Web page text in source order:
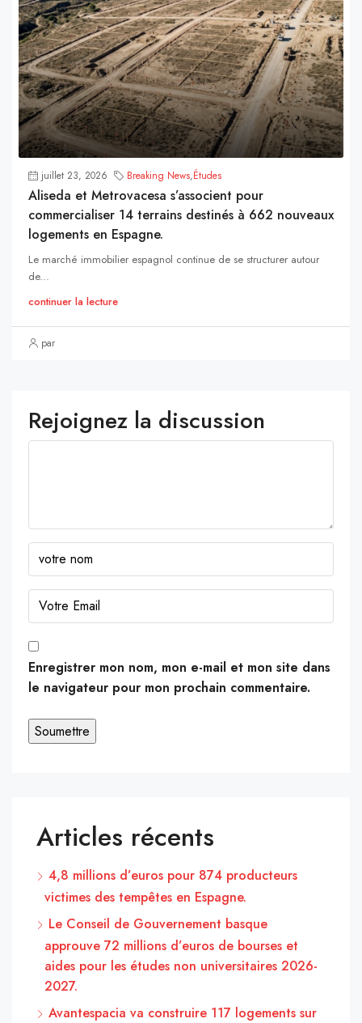
juillet 23, 2026 Breaking News,Études
Aliseda et Metrovacesa s’associent pour
commercialiser 14 terrains destinés à 662 nouveaux
logements en Espagne.
Le marché immobilier espagnol continue de se structurer autour
de...
continuer la lecture
par
Rejoignez la discussion
Enregistrer mon nom, mon e-mail et mon site dans
le navigateur pour mon prochain commentaire.
Articles récents
4,8 millions d’euros pour 874 producteurs
victimes des tempêtes en Espagne.
Le Conseil de Gouvernement basque
approuve 72 millions d’euros de bourses et
aides pour les études non universitaires 2026-
2027.
Avantespacia va construire 117 logements sur